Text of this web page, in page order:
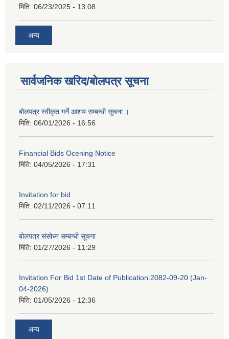
मिति: 06/23/2025 - 13:08
अन्य
सार्वजनिक खरिद/बोलपत्र सूचना
बोलपत्र स्वीकृत गर्ने आशय सम्बन्धी सूचना ।
मिति: 06/01/2026 - 16:56
Financial Bids Ocening Notice
मिति: 04/05/2026 - 17:31
Invitation for bid
मिति: 02/11/2026 - 07:11
बोलपत्र संसोध्न सम्बन्धी सूचना
मिति: 01/27/2026 - 11:29
Invitation For Bid 1st Date of Publication:2082-09-20 (Jan-
04-2026)
मिति: 01/05/2026 - 12:36
अन्य